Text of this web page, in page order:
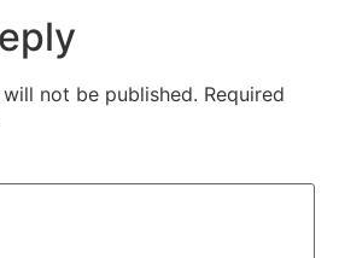
not be published. Required